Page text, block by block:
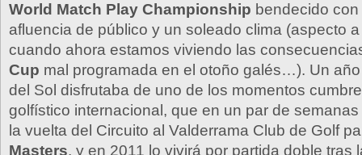
World Match Play Championship bendecido
afluencia de público y un soleado clima (aspecto
cuando ahora estamos viviendo las
Cup mal programada en el otoño galés…). Un
del Sol disfrutaba de uno de los momentos
golfístico internacional, que en un par de
la vuelta del Circuito al Valderrama Club de Golf
Masters, y en 2011 lo vivirá por partida doble tras